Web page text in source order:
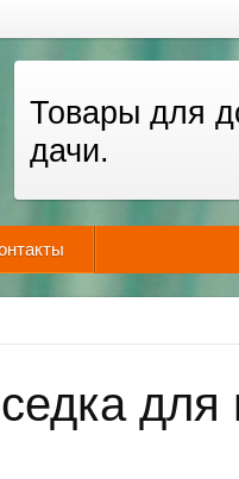
Товары для
дачи.